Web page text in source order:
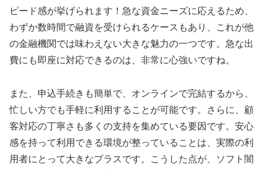
ピード感が挙げられます！急な資金ニーズに応えるため、
わずか数時間で融資を受けられるケースもあり、これが他
の金融機関では味わえない大きな魅力の一つです。急な出
費にも即座に対応できるのは、非常に心強いですね。
また、申込手続きも簡単で、オンラインで完結するから、
忙しい方でも手軽に利用することが可能です。さらに、顧
客対応の丁寧さも多くの支持を集めている要因です。安心
感を持って利用できる環境が整っていることは、実際の利
用者にとって大きなプラスです。こうした点が、ソフト闇